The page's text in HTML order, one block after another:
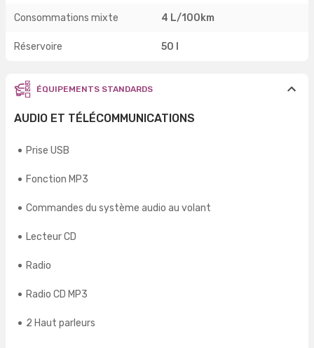
Consommations mixte 4 L/100km
Réservoire 50 l
ÉQUIPEMENTS STANDARDS
AUDIO ET TÉLÉCOMMUNICATIONS
Prise USB
Fonction MP3
Commandes du système audio au volant
Lecteur CD
Radio
Radio CD MP3
2 Haut parleurs